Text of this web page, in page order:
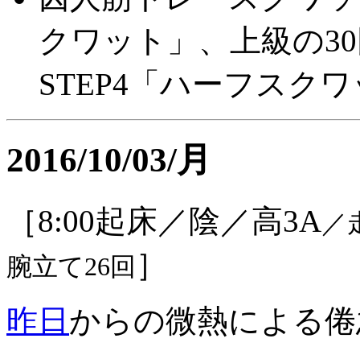
クワット」、上級の
STEP4「ハーフスク
2016/10/03/月
［8:00起床／陰／高3A ／
腕立て26回 ］
昨日 からの微熱による